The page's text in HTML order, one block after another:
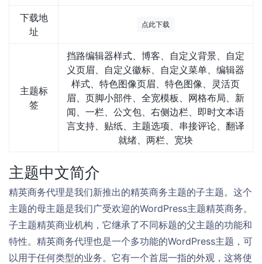
下载地
址
点此下载
主题标
签
挡路编辑器样式、博客、自定义背景、自定
义页眉、自定义徽标、自定义菜单、编辑器
样式、特色图像页眉、特色图像、灵活页
眉、页脚小部件、全宽模板、网格布局、新
闻、一栏、公文包、右侧边栏、即时文本语
言支持、贴纸、主题选项、串接评论、翻译
就绪、两栏、宽块
主题中文简介
精英商务代理是我们新推出的精英商务主题的子主题。这个
主题的母主题是我们广受欢迎的WordPress主题精英商务。
子主题精英商业机构，它继承了不同标题的父主题的功能和
特性。精英商务代理也是一个多功能的WordPress主题，可
以用于任何类型的业务。它有一个首屈一指的外观，这将使